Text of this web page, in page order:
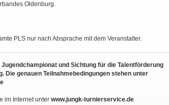
Oldenburg.
PLS nur nach Absprache mit dem Veranstalter.
und Sichtung für die Talentförderung
Die genauen Teilnahmebedingungen stehen unter
im Internet unter www.jungk-turnierservice.de